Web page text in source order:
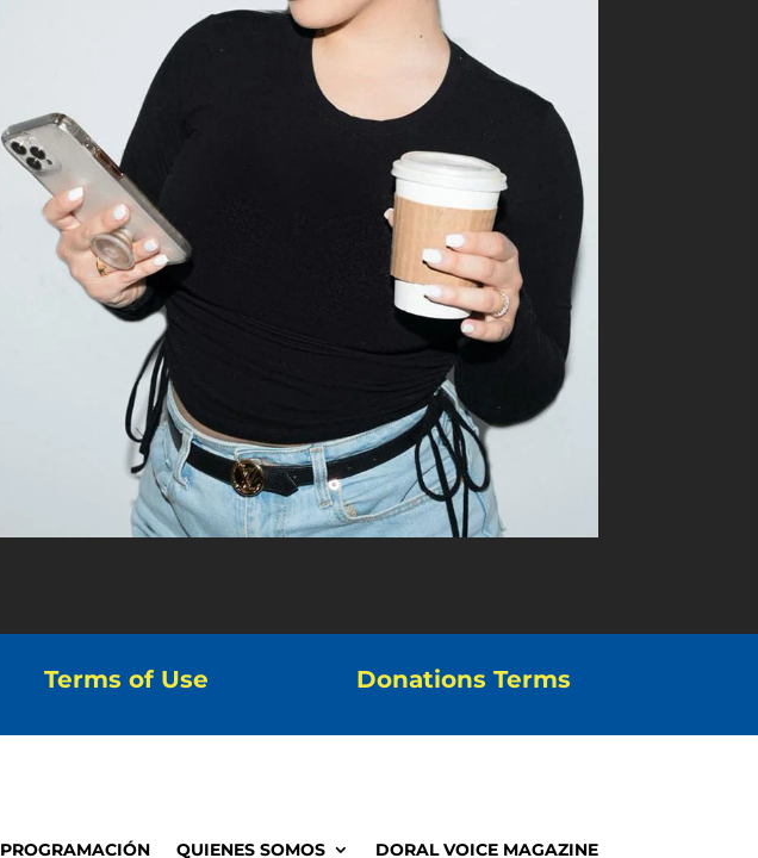
Terms of Use Donations Terms
PROGRAMACIÓN QUIENES SOMOS DORAL VOICE MAGAZINE